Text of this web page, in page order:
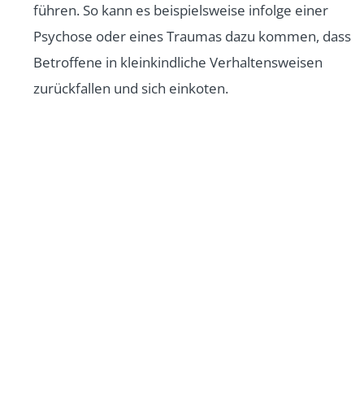
führen. So kann es beispielsweise infolge einer
Psychose oder eines Traumas dazu kommen, dass
Betroffene in kleinkindliche Verhaltensweisen
zurückfallen und sich einkoten.